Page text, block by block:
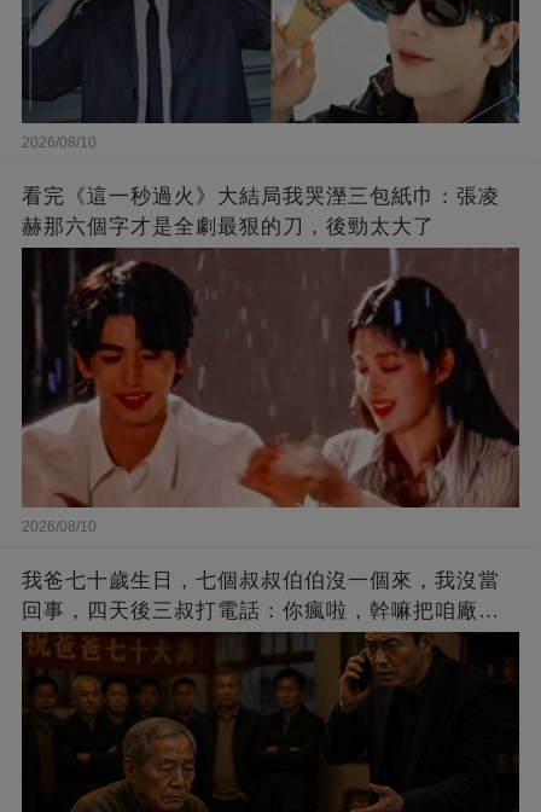
2026/08/10
看完《這一秒過火》大結局我哭溼三包紙巾：張凌
赫那六個字才是全劇最狠的刀，後勁太大了
2026/08/10
我爸七十歲生日，七個叔叔伯伯沒一個來，我沒當
回事，四天後三叔打電話：你瘋啦，幹嘛把咱廠裡
的訂單全斷了？